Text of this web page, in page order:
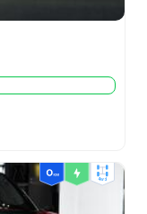
4wd